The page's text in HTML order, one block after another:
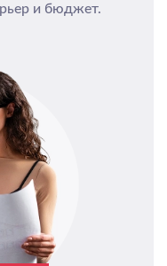
и бюджет.